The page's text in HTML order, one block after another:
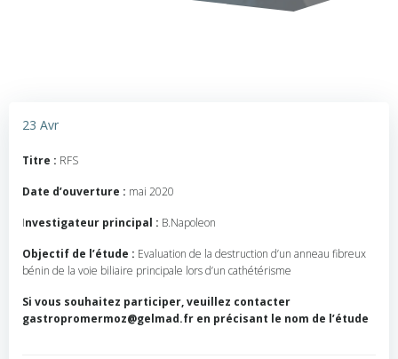
23 Avr
Titre : RFS
Date d’ouverture : mai 2020
Investigateur principal : B.Napoleon
Objectif de l’étude : Evaluation de la destruction d’un anneau fibreux
bénin de la voie biliaire principale lors d’un cathétérisme
Si vous souhaitez participer, veuillez contacter
gastropromermoz@gelmad.fr en précisant le nom de l’étude